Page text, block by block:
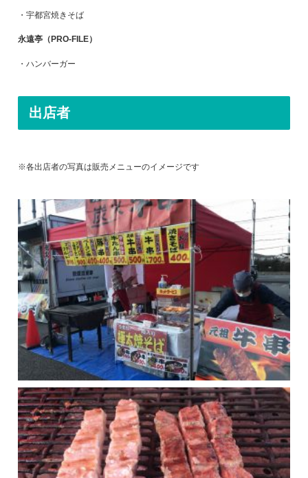
・宇都宮焼きそば
永遠亭（PRO-FILE）
・ハンバーガー
出店者
※各出店者の写真は販売メニューのイメージです